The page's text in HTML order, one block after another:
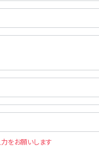
をお願いします